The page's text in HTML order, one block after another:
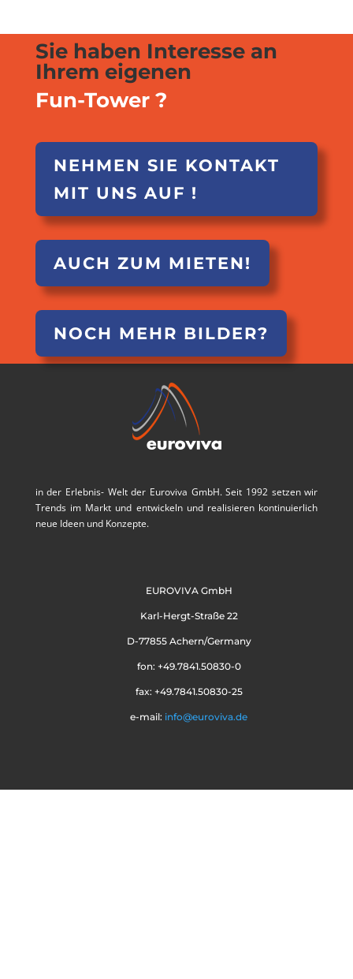
Sie haben Interesse an
Ihrem eigenen
Fun-Tower ?
NEHMEN SIE KONTAKT
MIT UNS AUF !
AUCH ZUM MIETEN!
NOCH MEHR BILDER?
in der Erlebnis- Welt der Euroviva GmbH. Seit 1992 setzen wir
Trends im Markt und entwickeln und realisieren kontinuierlich
neue Ideen und Konzepte.
EUROVIVA GmbH
Karl-Hergt-Straße 22
D-77855 Achern/Germany
fon: +49.7841.50830-0
fax: +49.7841.50830-25
e-mail: info@euroviva.de